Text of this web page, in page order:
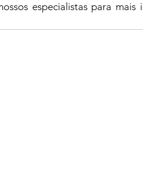
especialistas para mais